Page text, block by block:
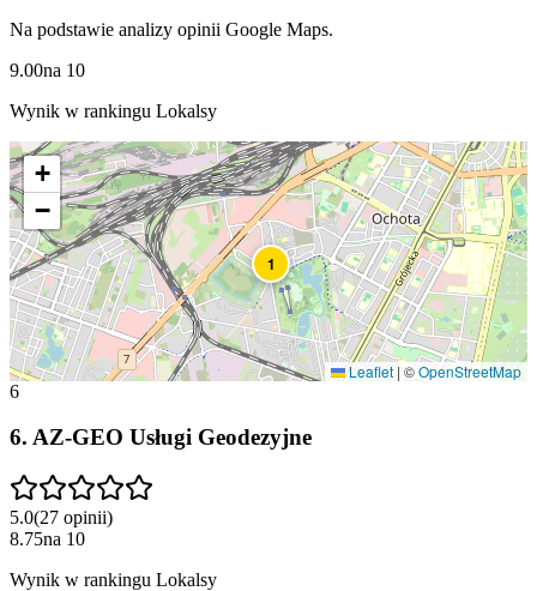
Na podstawie analizy opinii Google Maps.
9.00na 10
Wynik w rankingu Lokalsy
1
+
−
Leaflet | ©OpenStreetMap
6
6. AZ-GEO Usługi Geodezyjne
5.0(27 opinii)
8.75na 10
Wynik w rankingu Lokalsy